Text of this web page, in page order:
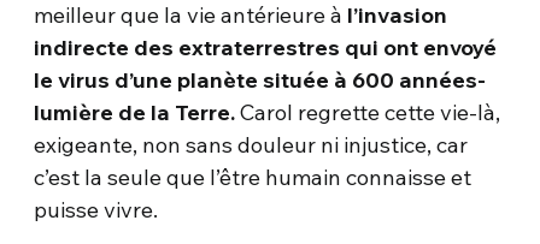
meilleur que la vie antérieure à l’invasion
indirecte des extraterrestres qui ont envoyé
le virus d’une planète située à 600 années-
lumière de la Terre.Carol regrette cette vie-là,
exigeante, non sans douleur ni injustice, car
c’est la seule que l’être humain connaisse et
puisse vivre.